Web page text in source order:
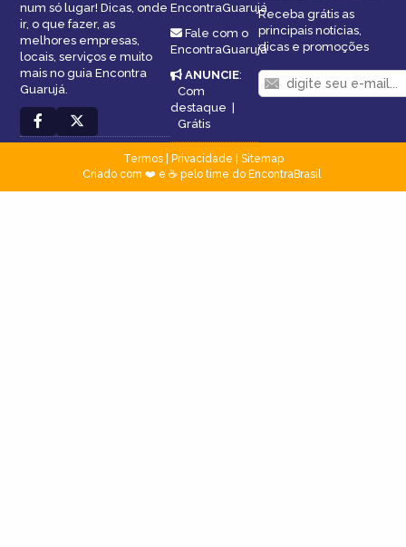
num só lugar! Dicas, onde
ir, o que fazer, as
melhores empresas,
locais, serviços e muito
mais no guia Encontra
Guarujá.
EncontraGuarujá
Fale com o
EncontraGuarujá
ANUNCIE:
Com
destaque
Grátis
Receba grátis as
principais notícias,
dicas e promoções
Termos| Privacidade
Sitemap
Criado com ❤️ e ☕ pelo time do EncontraBrasil